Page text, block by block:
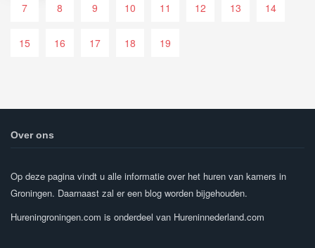
7 8 9 10 11 12 13 14
15 16 17 18 19
Over ons
Op deze pagina vindt u alle informatie over het huren van kamers in
Groningen. Daarnaast zal er een blog worden bijgehouden.
Hureningroningen.com is onderdeel van Hureninnederland.com